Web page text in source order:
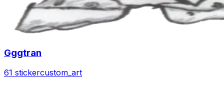
Gggtran
61 stickercustom_art